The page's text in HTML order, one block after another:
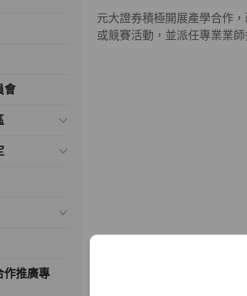
會
作推廣專
元大證券積極開展產學合作
或競賽活動，並派任專業業